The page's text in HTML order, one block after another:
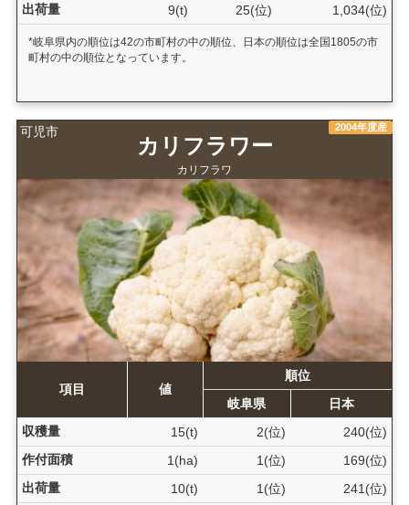
出荷量
9(t) 25(位) 1,034(位)
*岐阜県内の順位は42の市町村の中の順位、日本の順位は全国1805の市
町村の中の順位となっています。
可児市 2004年度産
カリフラワー
カリフラワ
項目 値
順位
岐阜県
日本
収穫量
15(t) 2(位)
240(位)
作付面積
1(ha) 1(位)
169(位)
出荷量
10(t) 1(位) 241(位)